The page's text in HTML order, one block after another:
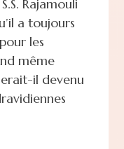
Rajamouli
a toujours
les
même
il devenu